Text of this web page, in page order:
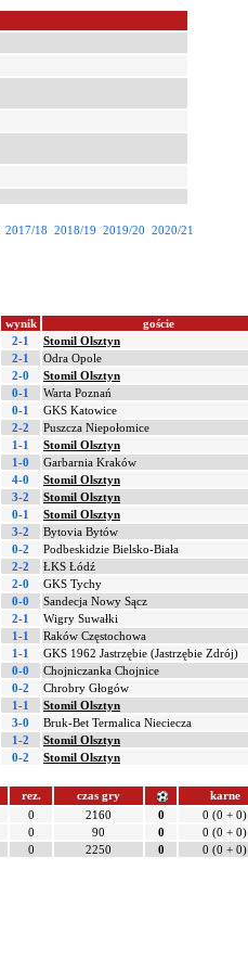
2017/18 2018/19 2019/20 2020/21
wynik goście
2-1 Stomil Olsztyn
2-1 Odra Opole
2-0 Stomil Olsztyn
0-1 Warta Poznań
0-1 GKS Katowice
2-2 Puszcza Niepołomice
1-1 Stomil Olsztyn
1-0 Garbarnia Kraków
4-0 Stomil Olsztyn
3-2 Stomil Olsztyn
0-1 Stomil Olsztyn
3-2 Bytovia Bytów
0-2 Podbeskidzie Bielsko-Biała
2-2 ŁKS Łódź
2-0 GKS Tychy
0-0 Sandecja Nowy Sącz
2-1 Wigry Suwałki
1-1 Raków Częstochowa
1-1 GKS 1962 Jastrzębie (Jastrzębie Zdrój)
0-0 Chojniczanka Chojnice
0-2 Chrobry Głogów
1-1 Stomil Olsztyn
3-0 Bruk-Bet Termalica Nieciecza
1-2 Stomil Olsztyn
0-2 Stomil Olsztyn
rez. czas gry karne
0 2160 0 0 (0 + 0)
0 90 0 0 (0 + 0)
0 2250 0 0 (0 + 0)